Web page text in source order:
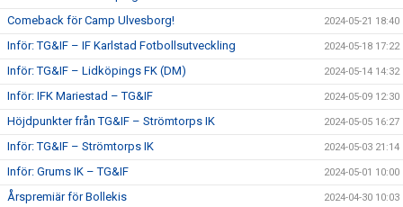
Comeback för Camp Ulvesborg! 2024-05-21 18:40
Inför: TG&IF – IF Karlstad Fotbollsutveckling 2024-05-18 17:22
Inför: TG&IF – Lidköpings FK (DM) 2024-05-14 14:32
Inför: IFK Mariestad – TG&IF 2024-05-09 12:30
Höjdpunkter från TG&IF – Strömtorps IK 2024-05-05 16:27
Inför: TG&IF – Strömtorps IK 2024-05-03 21:14
Inför: Grums IK – TG&IF 2024-05-01 10:00
Årspremiär för Bollekis 2024-04-30 10:03